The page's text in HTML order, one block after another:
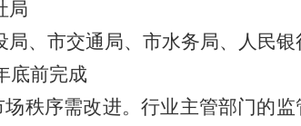
局
局、市交通局、市水务局、人民
底前完成
秩序需改进。行业主管部门的